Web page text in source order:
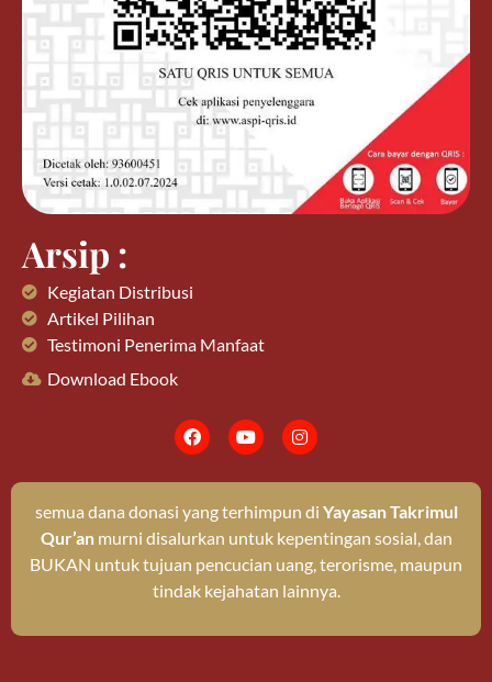
Arsip :
Kegiatan Distribusi
Artikel Pilihan
Testimoni Penerima Manfaat
Download Ebook
semua dana donasi yang terhimpun di Yayasan Takrimul
Qur’anmurni disalurkan untuk kepentingan sosial, dan
BUKAN untuk tujuan pencucian uang, terorisme, maupun
tindak kejahatan lainnya.